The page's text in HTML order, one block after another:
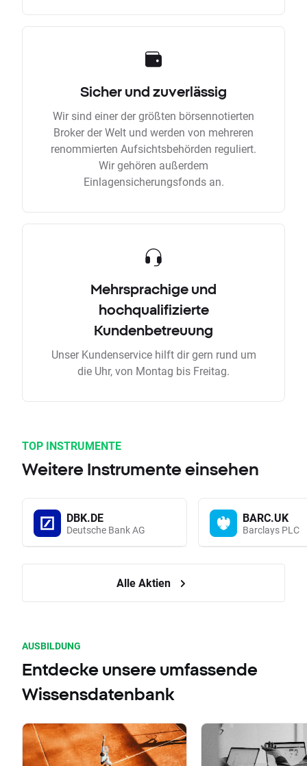
Sicher und zuverlässig
Wir sind einer der größten börsennotierten
Broker der Welt und werden von mehreren
renommierten Aufsichtsbehörden reguliert.
Wir gehören außerdem
Einlagensicherungsfonds an.
Mehrsprachige und
hochqualifizierte
Kundenbetreuung
Unser Kundenservice hilft dir gern rund um
die Uhr, von Montag bis Freitag.
TOP INSTRUMENTE
Weitere Instrumente einsehen
DBK.DE
Deutsche Bank AG
BARC.UK
Barclays PLC
Alle Aktien
AUSBILDUNG
Entdecke unsere umfassende
Wissensdatenbank